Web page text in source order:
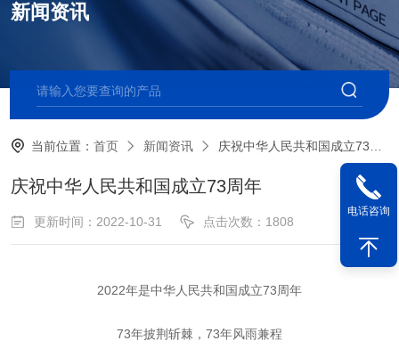
新闻资讯
当前位置：首页 新闻资讯 庆祝中华人民共和国成立73周年
庆祝中华人民共和国成立73周年
更新时间：2022-10-31 点击次数：1808
2022年是中华人民共和国成立73周年
73年披荆斩棘，73年风雨兼程
电话咨询